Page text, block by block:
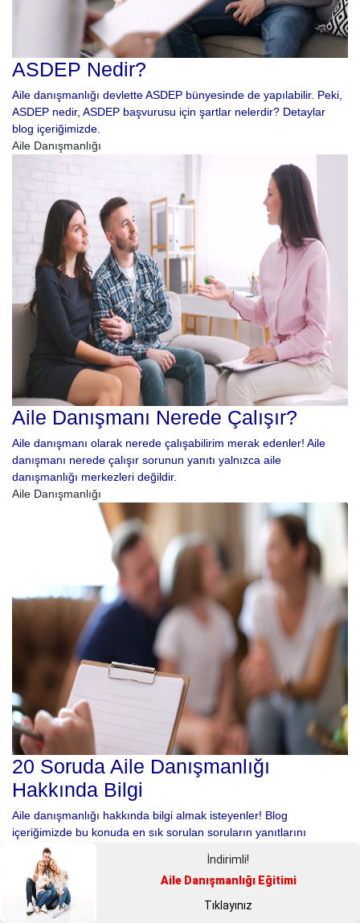
ASDEP Nedir?
Aile danışmanlığı devlette ASDEP bünyesinde de yapılabilir. Peki,
ASDEP nedir, ASDEP başvurusu için şartlar nelerdir? Detaylar
blog içeriğimizde.
Aile Danışmanlığı
Aile Danışmanı Nerede Çalışır?
Aile danışmanı olarak nerede çalışabilirim merak edenler! Aile
danışmanı nerede çalışır sorunun yanıtı yalnızca aile
danışmanlığı merkezleri değildir.
Aile Danışmanlığı
20 Soruda Aile Danışmanlığı
Hakkında Bilgi
Aile danışmanlığı hakkında bilgi almak isteyenler! Blog
içeriğimizde bu konuda en sık sorulan soruların yanıtlarını
öğrenebilirsiniz.
Aile Danışmanlığı
İndirimli!
Aile Danışmanlığı Eğitimi
Tıklayınız